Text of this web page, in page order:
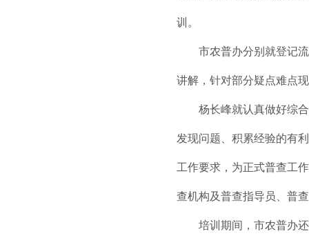
训。
市农普办分别就登记
讲解，针对部分疑点难点
杨长峰就认真做好综
发现问题、积累经验的有
工作要求，为正式普查工
查机构及普查指导员、普
培训期间，市农普办